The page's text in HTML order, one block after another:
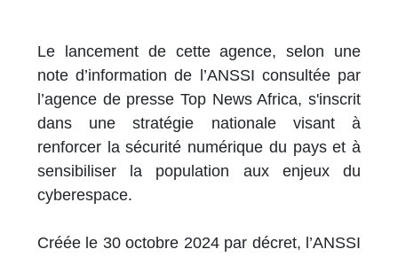
Le lancement de cette agence, selon une
note d’information de l’ANSSI consultée par
l’agence de presse Top News Africa, s'inscrit
dans une stratégie nationale visant à
renforcer la sécurité numérique du pays et à
sensibiliser la population aux enjeux du
cyberespace.
Créée le 30 octobre 2024 par décret, l’ANSSI